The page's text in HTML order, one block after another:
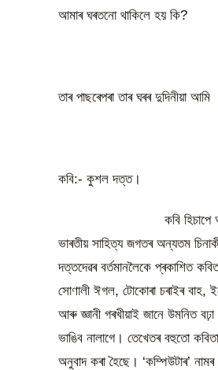
আমাৰ ঘৰতনো থাকিলে হয় কি?
তাৰ পাছৰেপৰা তাৰ ঘৰৰ দুদিনীয়া আমি
কবি:- কুশল দত্ত।
কবি হিচাপে
ভাৰতীয় সাহিত্য জগতৰ অন্যতম
দত্তদেৱৰ বৰ্তমানলৈকে প্ৰকাশিত
সোণালী ঈগল, টোকোৰা চৰাইৰ বাহ,
আৰু জ্ঞানী গৰখীয়াই জানে উমনিত বঢ়া
ভাঙিব নালাগে। তেখেতৰ বহুতো
অনুবাদ কৰা হৈছে। ‘কম্পিউটাৰ’